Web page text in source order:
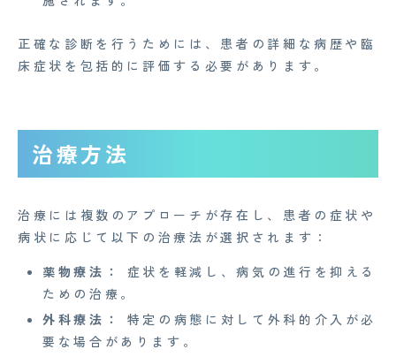
正確な診断を行うためには、患者の詳細な病歴や臨
床症状を包括的に評価する必要があります。
治療方法
治療には複数のアプローチが存在し、患者の症状や
病状に応じて以下の治療法が選択されます：
薬物療法：
症状を軽減し、病気の進行を抑える
ための治療。
外科療法：
特定の病態に対して外科的介入が必
要な場合があります。
キャリア・インターン
特定商取引法に基づく表記
Copyright© 2023 Medi Face, Ltd. All Right Reserved.